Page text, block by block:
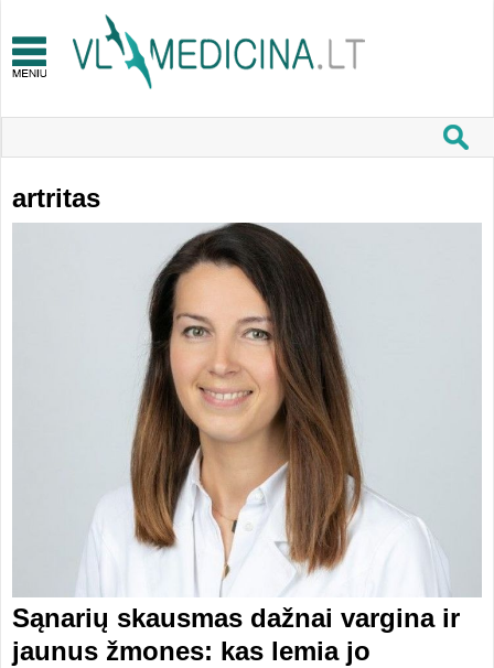
artritas
Sąnarių skausmas dažnai vargina ir
jaunus žmones: kas lemia jo